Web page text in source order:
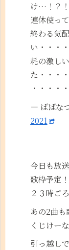
け…！？！
連休使っ
終わる気
い・・・
耗の激し
た・・・
・・・・
— ばばな
2021
今日も放
歌枠予定
２３時ご
あの2曲
くじけー
引っ越し